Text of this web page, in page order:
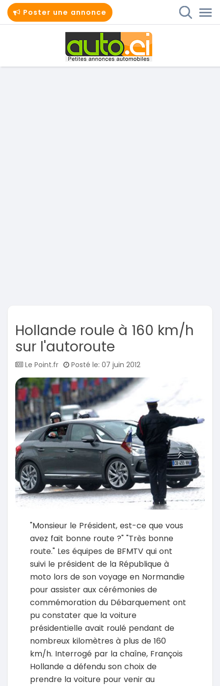
Poster une annonce
Hollande roule à 160 km/h
sur l'autoroute
Le Point.fr Posté le: 07 juin 2012
"Monsieur le Président, est-ce que vous
avez fait bonne route ?" "Très bonne
route." Les équipes de BFMTV qui ont
suivi le président de la République à
moto lors de son voyage en Normandie
pour assister aux cérémonies de
commémoration du Débarquement ont
pu constater que la voiture
présidentielle avait roulé pendant de
nombreux kilomètres à plus de 160
km/h. Interrogé par la chaîne, François
Hollande a défendu son choix de
prendre la voiture pour venir au